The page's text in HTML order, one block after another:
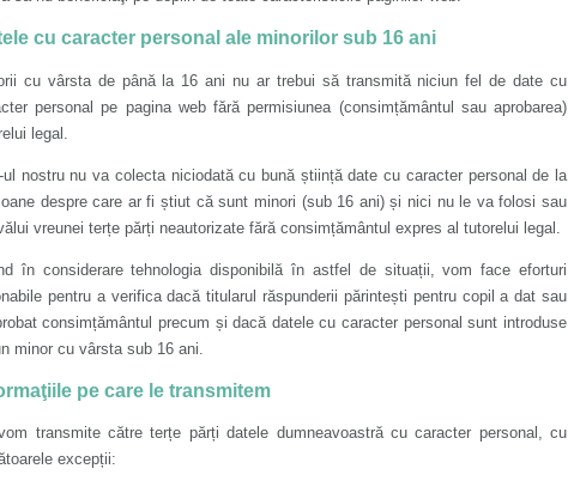
cu caracter personal ale minorilor sub 16 ani
cu vârsta de până la 16 ani nu ar trebui să transmită niciun fel de date cu
personal pe pagina web fără permisiunea (consimțământul sau aprobarea)
legal.
ul nostru nu va colecta niciodată cu bună știință date cu caracter personal de la
despre care ar fi știut că sunt minori (sub 16 ani) și nici nu le va folosi sau
vreunei terțe părți neautorizate fără consimțământul expres al tutorelui legal.
în considerare tehnologia disponibilă în astfel de situații, vom face eforturi
pentru a verifica dacă titularul răspunderii părintești pentru copil a dat sau
consimțământul precum și dacă datele cu caracter personal sunt introduse
minor cu vârsta sub 16 ani.
pe care le transmitem
transmite către terțe părți datele dumneavoastră cu caracter personal, cu
excepții: